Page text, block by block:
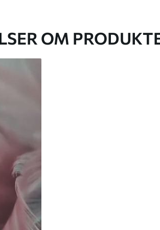
skæres i identiske
Tapeter med lakfinish
OM